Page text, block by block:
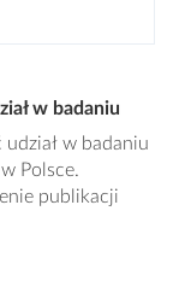
w badaniu
w badaniu
Polsce.
publikacji